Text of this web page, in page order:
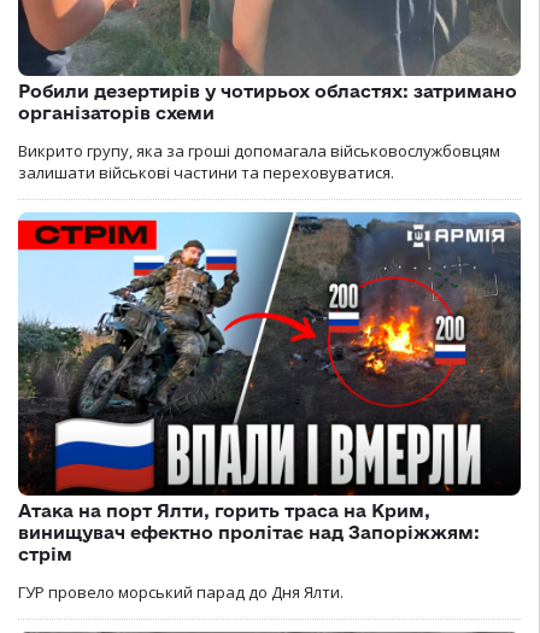
Робили дезертирів у чотирьох областях: затримано
організаторів схеми
Викрито групу, яка за гроші допомагала військовослужбовцям
залишати військові частини та переховуватися.
Атака на порт Ялти, горить траса на Крим,
винищувач ефектно пролітає над Запоріжжям:
стрім
ГУР провело морський парад до Дня Ялти.